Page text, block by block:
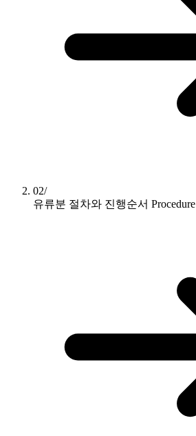
02/
유류분 절차와 진행순서 Procedure